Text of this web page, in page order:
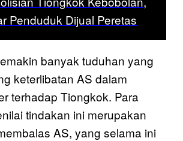
Penduduk Dijual Peretas
banyak tuduhan yang
keterlibatan AS dalam
terhadap Tiongkok. Para
tindakan ini merupakan
AS, yang selama ini